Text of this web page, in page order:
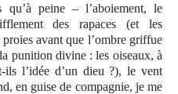
qu’à peine – l’aboiement, le
des rapaces (et les
avant que l’ombre griffue
punition divine : les oiseaux, à
ils l’idée d’un dieu ?), le vent
en guise de compagnie, je me